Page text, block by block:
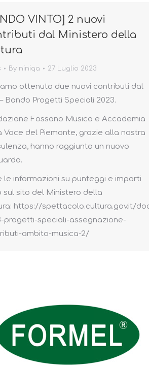
VINTO] 2 nuovi
dal Ministero della
By niniqa 27 Luglio 2023
ottenuto due nuovi contributi dal
Bando Progetti Speciali 2023.
Fossano Musica e Accademia
Voce del Piemonte, grazie alla nostra
hanno raggiunto un nuovo
le informazioni su punteggi e importi
sul sito del Ministero della
https://spettacolo.cultura.gov.it/
progetti-speciali-assegnazione-
ambito-musica-2/